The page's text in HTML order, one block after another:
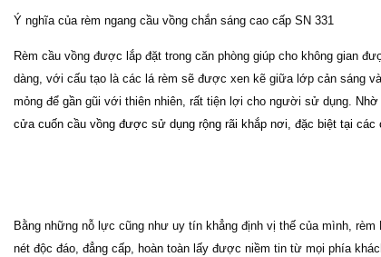
Ý nghĩa của rèm ngang cầu vồng chắn sáng cao cấp SN 331
Rèm cầu vồng được lắp đặt trong căn phòng giúp cho không gian
dàng, với cấu tạo là các lá rèm sẽ được xen kẽ giữa lớp cản sáng
mỏng để gần gũi với thiên nhiên, rất tiện lợi cho người sử dụng. Nhờ
cửa cuốn cầu vồng được sử dụng rộng rãi khắp nơi, đặc biệt tại các
Bằng những nỗ lực cũng như uy tín khẳng định vị thế của mình,
nét độc đáo, đẳng cấp, hoàn toàn lấy được niềm tin từ mọi phía